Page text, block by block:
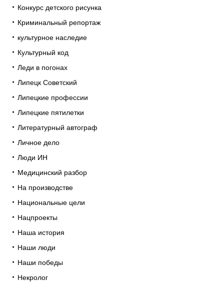
Конкурс детского рисунка
Криминальный репортаж
культурное наследие
Культурный код
Леди в погонах
Липецк Советский
Липецкие профессии
Липецкие пятилетки
Литературный автограф
Личное дело
Люди ИН
Медицинский разбор
На производстве
Национальные цели
Нацпроекты
Наша история
Наши люди
Наши победы
Некролог